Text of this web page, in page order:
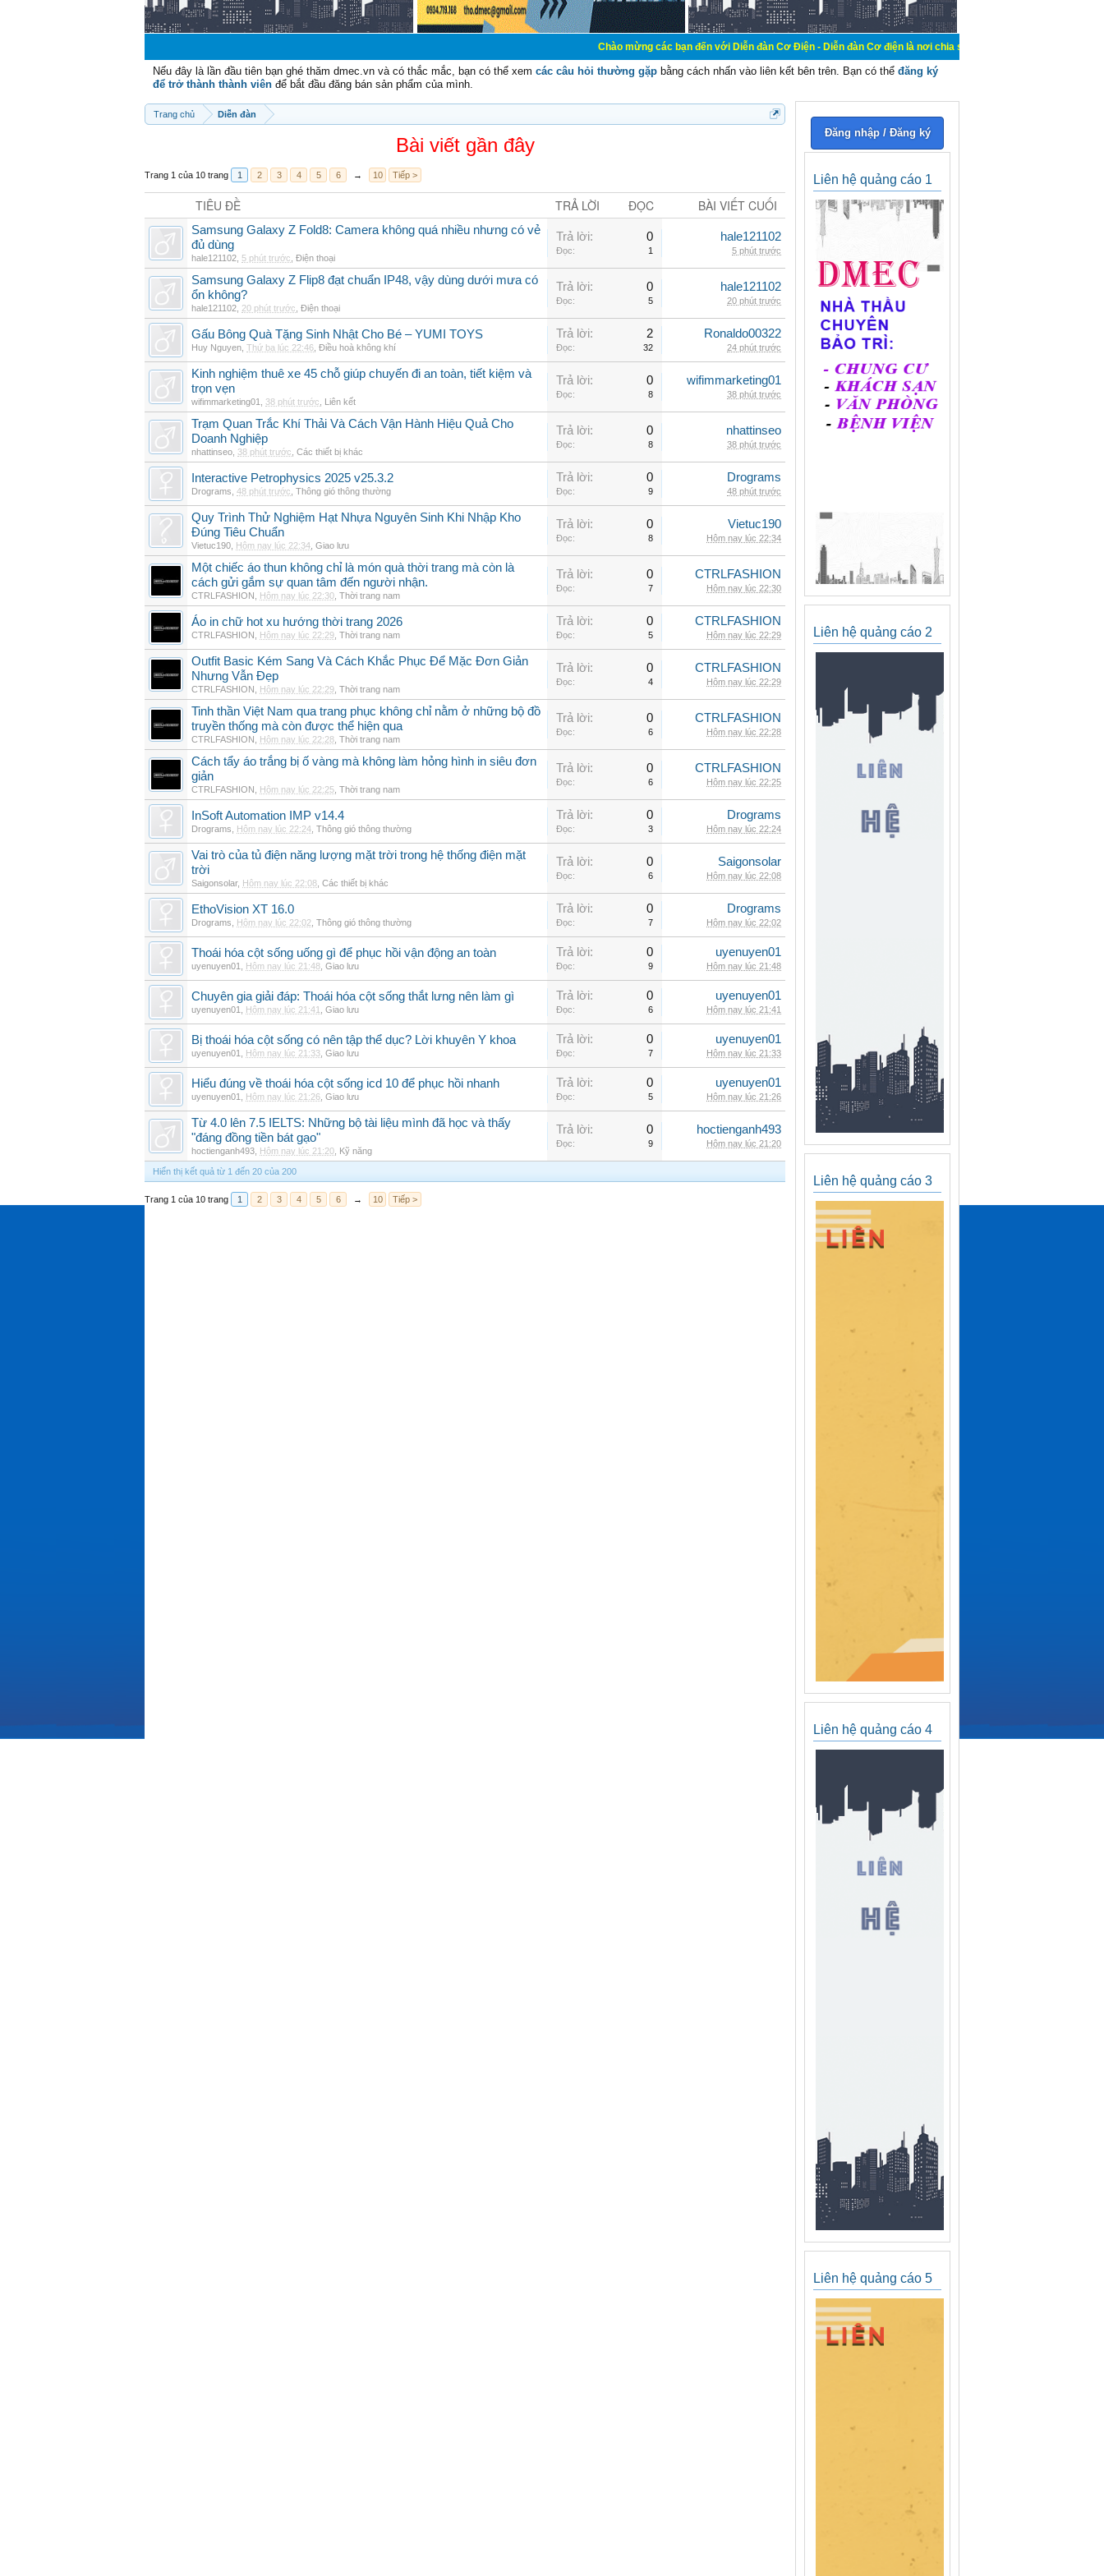
Chào mừng các bạn đến với Diễn đàn Cơ Điện - Diễn đàn Cơ điện là nơi chia sẽ kiến thức kinh nghiệm trong lãnh vực
Nếu đây là lần đầu tiên bạn ghé thăm dmec.vn và có thắc mắc, bạn có thể xem các câu hỏi thường gặp bằng cách nhấn vào liên kết bên trên. Bạn có thể đăng ký
để trở thành thành viên để bắt đầu đăng bán sản phẩm của mình.
Trang chủ Diễn đàn
Bài viết gần đây
Trang 1 của 10 trang 1 2 3 4 5 6 → 10 Tiếp >
TIÊU ĐỀ TRẢ LỜI ĐỌC BÀI VIẾT CUỐI
Samsung Galaxy Z Fold8: Camera không quá nhiều nhưng có vẻ
đủ dùng
hale121102 5 phút trước Điện thoại
Trả lời: 0
Đọc: 1
hale121102
5 phút trước
Samsung Galaxy Z Flip8 đạt chuẩn IP48, vậy dùng dưới mưa có
ổn không?
hale121102 20 phút trước Điện thoại
Trả lời: 0
Đọc: 5
hale121102
20 phút trước
Gấu Bông Quà Tặng Sinh Nhật Cho Bé – YUMI TOYS
Huy Nguyen Thứ ba lúc 22:46 Điều hoà không khí
Trả lời: 2
Đọc: 32
Ronaldo00322
24 phút trước
Kinh nghiệm thuê xe 45 chỗ giúp chuyến đi an toàn, tiết kiệm và
trọn vẹn
wifimmarketing01 38 phút trước Liên kết
Trả lời: 0
Đọc: 8
wifimmarketing01
38 phút trước
Trạm Quan Trắc Khí Thải Và Cách Vận Hành Hiệu Quả Cho
Doanh Nghiệp
nhattinseo 38 phút trước Các thiết bị khác
Trả lời: 0
Đọc: 8
nhattinseo
38 phút trước
Interactive Petrophysics 2025 v25.3.2
Drograms 48 phút trước Thông gió thông thường
Trả lời: 0
Đọc: 9
Drograms
48 phút trước
Quy Trình Thử Nghiệm Hạt Nhựa Nguyên Sinh Khi Nhập Kho
Đúng Tiêu Chuẩn
Vietuc190 Hôm nay lúc 22:34 Giao lưu
Trả lời: 0
Đọc: 8
Vietuc190
Hôm nay lúc 22:34
Một chiếc áo thun không chỉ là món quà thời trang mà còn là
cách gửi gắm sự quan tâm đến người nhận.
CTRLFASHION Hôm nay lúc 22:30 Thời trang nam
Trả lời: 0
Đọc: 7
CTRLFASHION
Hôm nay lúc 22:30
Áo in chữ hot xu hướng thời trang 2026
CTRLFASHION Hôm nay lúc 22:29 Thời trang nam
Trả lời: 0
Đọc: 5
CTRLFASHION
Hôm nay lúc 22:29
Outfit Basic Kém Sang Và Cách Khắc Phục Để Mặc Đơn Giản
Nhưng Vẫn Đẹp
CTRLFASHION Hôm nay lúc 22:29 Thời trang nam
Trả lời: 0
Đọc: 4
CTRLFASHION
Hôm nay lúc 22:29
Tinh thần Việt Nam qua trang phục không chỉ nằm ở những bộ đồ
truyền thống mà còn được thể hiện qua
CTRLFASHION Hôm nay lúc 22:28 Thời trang nam
Trả lời: 0
Đọc: 6
CTRLFASHION
Hôm nay lúc 22:28
Cách tẩy áo trắng bị ố vàng mà không làm hỏng hình in siêu đơn
giản
CTRLFASHION Hôm nay lúc 22:25 Thời trang nam
Trả lời: 0
Đọc: 6
CTRLFASHION
Hôm nay lúc 22:25
InSoft Automation IMP v14.4
Drograms Hôm nay lúc 22:24 Thông gió thông thường
Trả lời: 0
Đọc: 3
Drograms
Hôm nay lúc 22:24
Vai trò của tủ điện năng lượng mặt trời trong hệ thống điện mặt
trời
Saigonsolar, Hôm nay lúc 22:08 Các thiết bị khác
Trả lời: 0
Đọc: 6
Saigonsolar
Hôm nay lúc 22:08
EthoVision XT 16.0
Drograms Hôm nay lúc 22:02 Thông gió thông thường
Trả lời: 0
Đọc: 7
Drograms
Hôm nay lúc 22:02
Thoái hóa cột sống uống gì để phục hồi vận động an toàn
uyenuyen01 Hôm nay lúc 21:48 Giao lưu
Trả lời: 0
Đọc: 9
uyenuyen01
Hôm nay lúc 21:48
Chuyên gia giải đáp: Thoái hóa cột sống thắt lưng nên làm gì
uyenuyen01 Hôm nay lúc 21:41 Giao lưu
Trả lời: 0
Đọc: 6
uyenuyen01
Hôm nay lúc 21:41
Bị thoái hóa cột sống có nên tập thể dục? Lời khuyên Y khoa
uyenuyen01 Hôm nay lúc 21:33 Giao lưu
Trả lời: 0
Đọc: 7
uyenuyen01
Hôm nay lúc 21:33
Hiểu đúng về thoái hóa cột sống icd 10 để phục hồi nhanh
uyenuyen01 Hôm nay lúc 21:26 Giao lưu
Trả lời: 0
Đọc: 5
uyenuyen01
Hôm nay lúc 21:26
Từ 4.0 lên 7.5 IELTS: Những bộ tài liệu mình đã học và thấy
"đáng đồng tiền bát gạo"
hoctienganh493 Hôm nay lúc 21:20 Kỹ năng
Trả lời: 0
Đọc: 9
hoctienganh493
Hôm nay lúc 21:20
Hiển thị kết quả từ 1 đến 20 của 200
Trang 1 của 10 trang 1 2 3 4 5 6 → 10 Tiếp >
Đăng nhập / Đăng ký
Liên hệ quảng cáo 1
Liên hệ quảng cáo 2
Liên hệ quảng cáo 3
Liên hệ quảng cáo 4
Liên hệ quảng cáo 5